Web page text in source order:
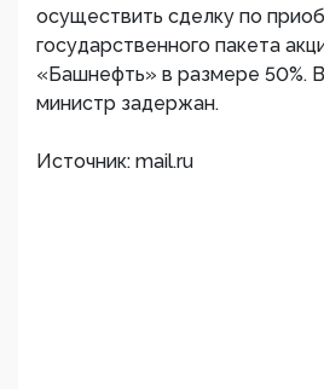
осуществить сделку по
государственного пакета
«Башнефть» в размере 50%.
министр задержан.
Источник: mail.ru